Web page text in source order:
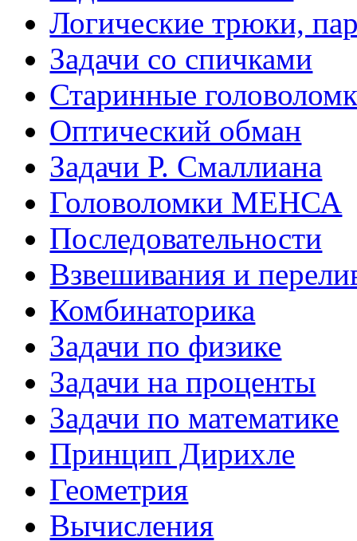
Логические трюки,
Задачи со спичками
Старинные
Оптический обман
Задачи Р. Смаллиана
Головоломки МЕНСА
Последовательности
Взвешивания и
Комбинаторика
Задачи по физике
Задачи на проценты
Задачи по математике
Принцип Дирихле
Геометрия
Вычисления